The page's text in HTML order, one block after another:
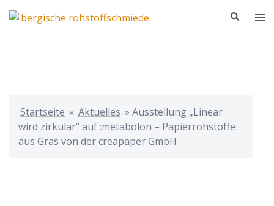
Inhalt
Suche
Startseite » Aktuelles » Ausstellung „Linear
wird zirkulär“ auf :metabolon – Papierrohstoffe
aus Gras von der creapaper GmbH